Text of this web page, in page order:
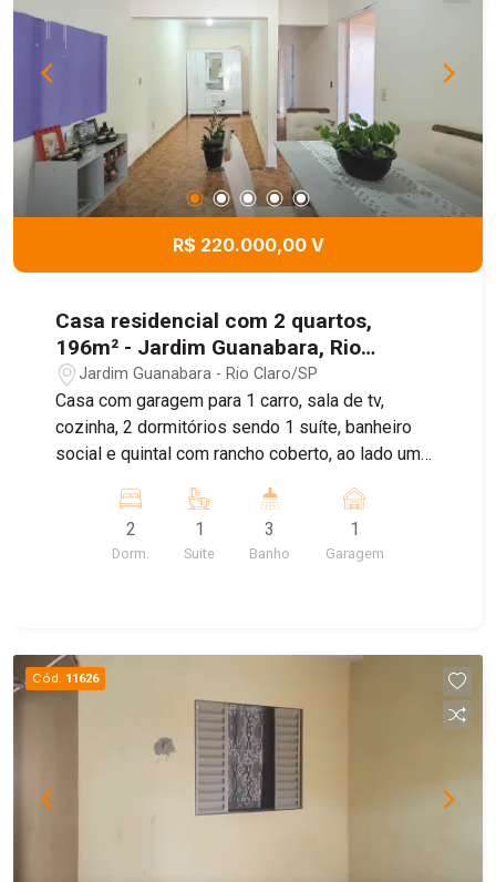
pronto para morar, com conforto, praticidade e
condições que cabem no seu planejamento
R$ 220.000,00 V
Casa residencial com 2 quartos,
196m² - Jardim Guanabara, Rio
Claro/SP
Jardim Guanabara - Rio Claro/SP
Casa com garagem para 1 carro, sala de tv,
cozinha, 2 dormitórios sendo 1 suíte, banheiro
social e quintal com rancho coberto, ao lado um
2
Dorm.
1
Suite
3
Banho
1
Garagem
Cód. 11626